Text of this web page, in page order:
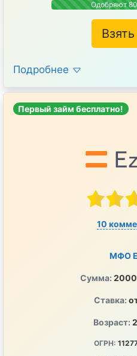
Одобряют
Подробнее
Первый займ бесплатно!
10
МФО
Сумма:
Ставка:
Возраст:
ОГРН: